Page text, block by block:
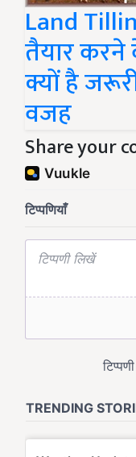
Land
तैयार
क्यों है
वजह
Share your